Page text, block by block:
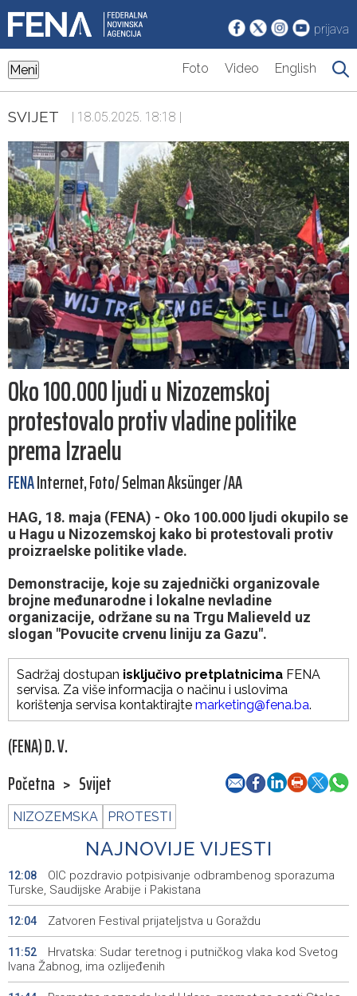
prijava
Meni Foto Video English
SVIJET | 18.05.2025. 18:18 |
Oko 100.000 ljudi u Nizozemskoj
protestovalo protiv vladine politike
prema Izraelu
FENAInternet, Foto/ Selman Aksünger /AA
HAG, 18. maja (FENA) - Oko 100.000 ljudi okupilo se
u Hagu u Nizozemskoj kako bi protestovali protiv
proizraelske politike vlade.
Demonstracije, koje su zajednički organizovale
brojne međunarodne i lokalne nevladine
organizacije, održane su na Trgu Malieveld uz
slogan "Povucite crvenu liniju za Gazu".
Sadržaj dostupan isključivo pretplatnicima FENA
servisa. Za više informacija o načinu i uslovima
korištenja servisa kontaktirajte marketing@fena.ba.
(FENA) D. V.
Početna > Svijet
NIZOZEMSKA PROTESTI
NAJNOVIJE VIJESTI
12:08
OIC pozdravio potpisivanje odbrambenog sporazuma
Turske, Saudijske Arabije i Pakistana
12:04 Zatvoren Festival prijateljstva u Goraždu
11:52
Hrvatska: Sudar teretnog i putničkog vlaka kod Svetog
Ivana Žabnog, ima ozlijeđenih